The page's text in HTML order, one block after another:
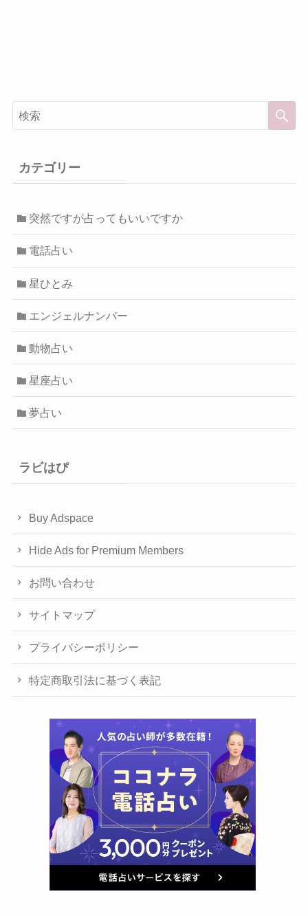
カテゴリー
突然ですが占ってもいいですか
電話占い
星ひとみ
エンジェルナンバー
動物占い
星座占い
夢占い
ラビはぴ
Buy Adspace
Hide Ads for Premium Members
お問い合わせ
サイトマップ
プライバシーポリシー
特定商取引法に基づく表記